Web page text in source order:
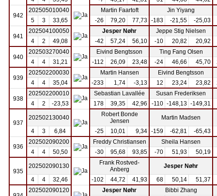
942
202505010040 Martin Faartoft
Jin Yiyang
5
3 33,65 -26 79,20 77,73 -183 -21,55 -25,03
941
202504100050 Jesper Nøhr
Jeppe Stig Nielsen
4
2 49,08 -42 57,24 56,10 -10 20,82 20,92
940
202503270040 Eivind Bengtsson
Ting Fang Olsen
4
4 31,21 -112 26,09 23,48 -24 46,66 45,70
939
202502200030 Martin Hansen
Eivind Bengtsson
4
4 35,04 -233 1,74 -3,13 12 23,24 23,82
938
202502200010 Sebastian Lavallée
Susan Frederiksen
4
2 -23,53 178 39,35 42,96 -110 -148,13 -149,31
937
202502130040
Robert Bonde
Jensen
Martin Madsen
4
3 6,84 -25 10,01 9,34 -159 -62,81 -65,43
936
202502090200 Freddy Christiansen
Sheila Hansen
4
4 50,50 -30 95,68 93,85 -70 51,93 50,19
935
202502090130
Frank Rostved-
Anberg
Jesper Nøhr
4
4 32,46 -102 44,72 41,93 68 50,14 51,37
202502090120 Jesper Nøhr Bibbi Zhang